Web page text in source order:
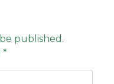
published.
*